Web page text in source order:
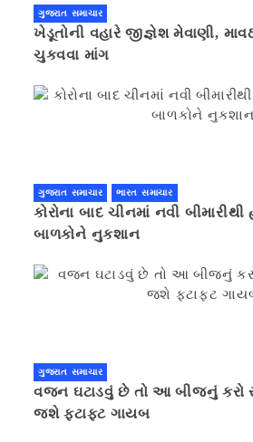
ગુજરાત સમાચાર
ખેડૂતોની વહારે જીજ્ઞેશ મેવાણી,
ચુકવવા માંગ
ગુજરાત સમાચાર ભારત સમાચાર
કોરોના બાદ ચીનમાં નવી બીમારીથી
બાળકોને નુકશાન
ગુજરાત સમાચાર
વજન ઘટાડવું છે તો આ બીજનું કરો
જશે ફટાફટ ગાયબ